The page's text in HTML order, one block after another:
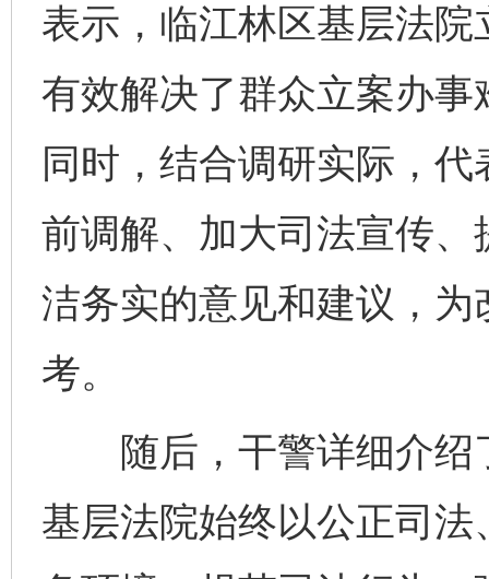
表示，临江林区基层法
有效解决了群众立案办
同时，结合调研实际，
前调解、加大司法宣传
洁务实的意见和建议，
考。
随后，干警详细介绍
基层法院始终以公正司